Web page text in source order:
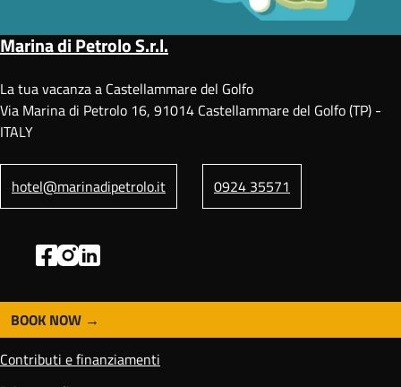
Marina di Petrolo S.r.l.
La tua vacanza a Castellammare del Golfo
Via Marina di Petrolo 16, 91014 Castellammare del Golfo (TP) -
ITALY
hotel@marinadipetrolo.it 0924 35571
o
o
BOOK NOW
Contributi e finanziamenti